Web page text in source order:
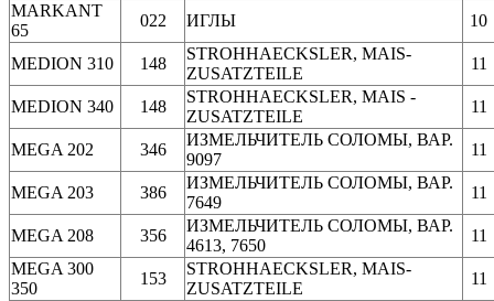
MARKANT
65
022 ИГЛЫ 10
MEDION 310 148
STROHHAECKSLER, MAIS-
ZUSATZTEILE
11
MEDION 340 148
STROHHAECKSLER, MAIS -
ZUSATZTEILE
11
MEGA 202 346
ИЗМЕЛЬЧИТЕЛЬ СОЛОМЫ, ВАР.
9097
11
MEGA 203 386
ИЗМЕЛЬЧИТЕЛЬ СОЛОМЫ, ВАР.
7649
11
MEGA 208 356
ИЗМЕЛЬЧИТЕЛЬ СОЛОМЫ, ВАР.
4613, 7650
11
MEGA 300
350
153
STROHHAECKSLER, MAIS-
ZUSATZTEILE
11